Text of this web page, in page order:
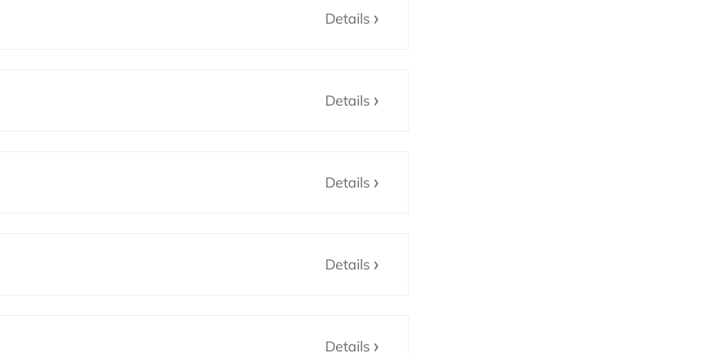
Details
Details
Details
Details
Details